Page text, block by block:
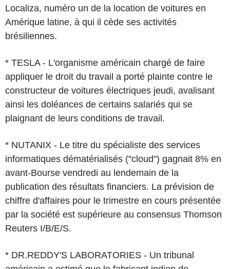
Localiza, numéro un de la location de voitures en
Amérique latine, à qui il cède ses activités
brésiliennes.
* TESLA - L'organisme américain chargé de faire
appliquer le droit du travail a porté plainte contre le
constructeur de voitures électriques jeudi, avalisant
ainsi les doléances de certains salariés qui se
plaignant de leurs conditions de travail.
* NUTANIX - Le titre du spécialiste des services
informatiques dématérialisés ("cloud") gagnait 8% en
avant-Bourse vendredi au lendemain de la
publication des résultats financiers. La prévision de
chiffre d'affaires pour le trimestre en cours présentée
par la société est supérieure au consensus Thomson
Reuters I/B/E/S.
* DR.REDDY'S LABORATORIES - Un tribunal